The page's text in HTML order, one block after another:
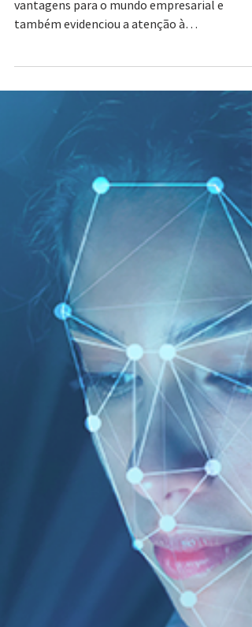
empresas
vantagens para o mundo empresarial e
também evidenciou a atenção à